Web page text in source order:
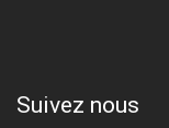
Suivez nous